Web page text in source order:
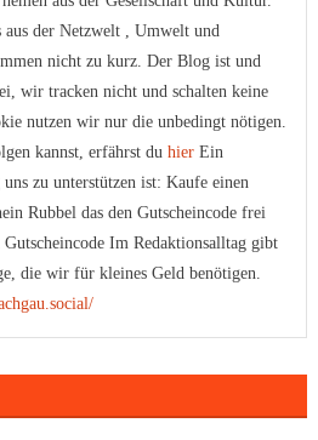
der Netzwelt , Umwelt und
nicht zu kurz. Der Blog ist und
wir tracken nicht und schalten keine
nutzen wir nur die unbedingt nötigen.
kannst, erfährst du hierEin
zu unterstützen ist: Kaufe einen
Rubbel das den Gutscheincode frei
Gutscheincode Im Redaktionsalltag gibt
die wir für kleines Geld benötigen.